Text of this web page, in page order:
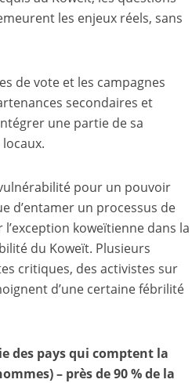
les enjeux réels, sans
de vote et les campagnes
secondaires et
une partie de sa
pour un pouvoir
d’entamer un processus de
koweïtienne dans la
du Koweït. Plusieurs
critiques, des activistes sur
d’une certaine fébrilité
des pays qui comptent la
– près de 90 % de la